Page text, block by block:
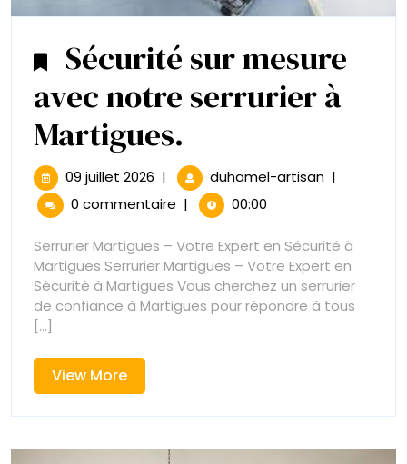
Sécurité sur mesure
avec notre serrurier à
Martigues.
sur
mesure
avec
notre
serrurier
09 juillet 2026 09
juillet
| duhamel-artisanSécurité
notre
serrurier
à
Martigues.
|
0 commentaire | 00:00
Serrurier Martigues – Votre Expert en Sécurité à
Martigues Serrurier Martigues – Votre Expert en
Sécurité à Martigues Vous cherchez un serrurier
de confiance à Martigues pour répondre à tous
[...]
View MoreView
More